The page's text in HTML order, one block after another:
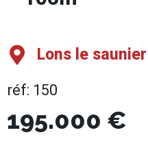
Lons le saunier
réf: 150
195.000 €